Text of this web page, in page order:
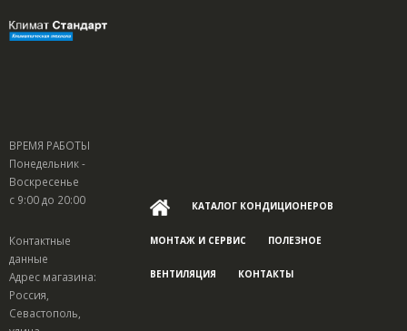
ВРЕМЯ РАБОТЫ
Понедельник -
Воскресенье
с 9:00 до 20:00
Контактные
данные
Адрес магазина:
Россия,
Севастополь,
КАТАЛОГ КОНДИЦИОНЕРОВ
МОНТАЖ И СЕРВИС ПОЛЕЗНОЕ
ВЕНТИЛЯЦИЯ КОНТАКТЫ